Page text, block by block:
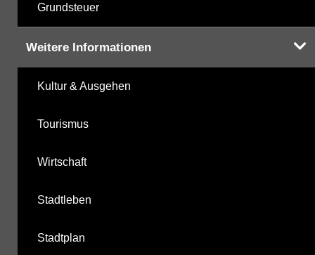
Grundsteuer
Weitere Informationen
Kultur & Ausgehen
Tourismus
Wirtschaft
Stadtleben
Stadtplan